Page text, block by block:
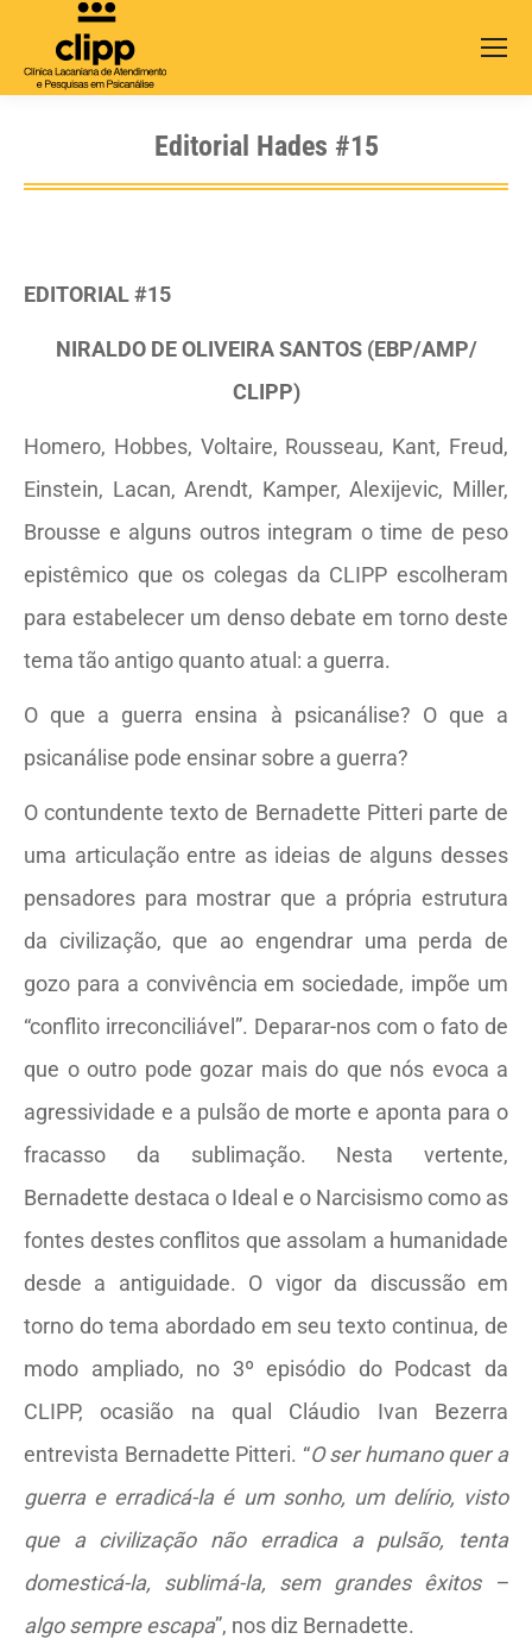
Editorial Hades #15
EDITORIAL #15
NIRALDO DE OLIVEIRA SANTOS (EBP/AMP/
CLIPP)
Homero, Hobbes, Voltaire, Rousseau, Kant, Freud,
Einstein, Lacan, Arendt, Kamper, Alexijevic, Miller,
Brousse e alguns outros integram o time de peso
epistêmico que os colegas da CLIPP escolheram
para estabelecer um denso debate em torno deste
tema tão antigo quanto atual: a guerra.
O que a guerra ensina à psicanálise? O que a
psicanálise pode ensinar sobre a guerra?
O contundente texto de Bernadette Pitteri parte de
uma articulação entre as ideias de alguns desses
pensadores para mostrar que a própria estrutura
da civilização, que ao engendrar uma perda de
gozo para a convivência em sociedade, impõe um
“conflito irreconciliável”. Deparar-nos com o fato de
que o outro pode gozar mais do que nós evoca a
agressividade e a pulsão de morte e aponta para o
fracasso da sublimação. Nesta vertente,
Bernadette destaca o Ideal e o Narcisismo como as
fontes destes conflitos que assolam a humanidade
desde a antiguidade. O vigor da discussão em
torno do tema abordado em seu texto continua, de
modo ampliado, no 3º episódio do Podcast da
CLIPP, ocasião na qual Cláudio Ivan Bezerra
entrevista Bernadette Pitteri. “O ser humano quer a
guerra e erradicá-la é um sonho, um delírio, visto
que a civilização não erradica a pulsão, tenta
domesticá-la, sublimá-la, sem grandes êxitos –
algo sempre escapa”, nos diz Bernadette.